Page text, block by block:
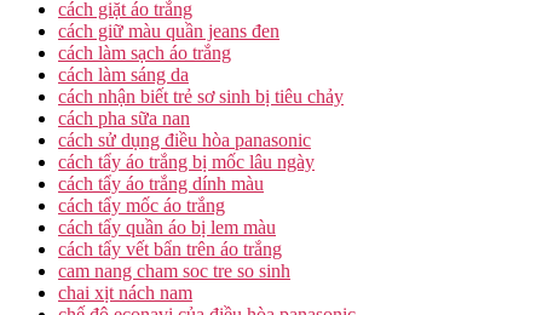
cách giặt áo trắng
cách giữ màu quần jeans đen
cách làm sạch áo trắng
cách làm sáng da
cách nhận biết trẻ sơ sinh bị tiêu chảy
cách pha sữa nan
cách sử dụng điều hòa panasonic
cách tẩy áo trắng bị mốc lâu ngày
cách tẩy áo trắng dính màu
cách tẩy mốc áo trắng
cách tẩy quần áo bị lem màu
cách tẩy vết bẩn trên áo trắng
cam nang cham soc tre so sinh
chai xịt nách nam